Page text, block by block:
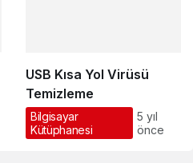
USB Kısa Yol Virüsü
Temizleme
Bilgisayar
Kütüphanesi
5 yıl
önce